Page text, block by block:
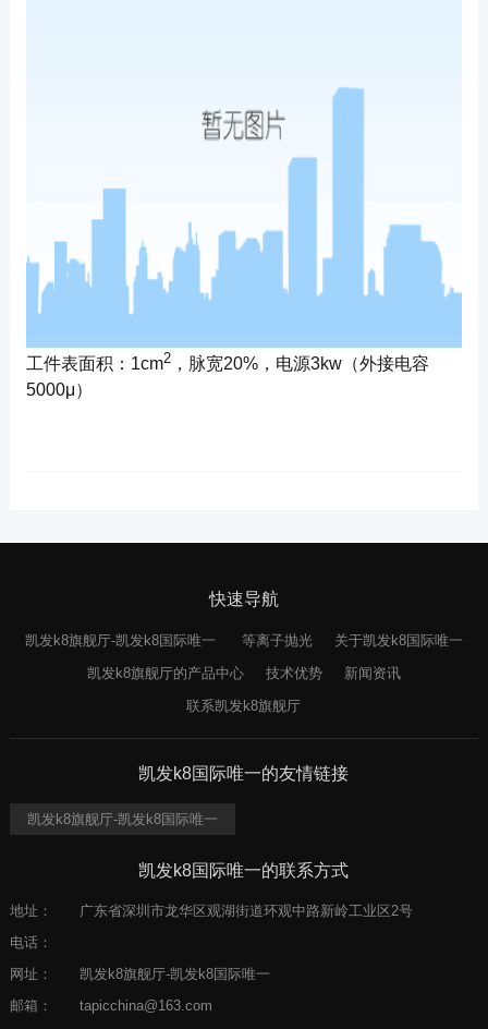
工件表面积：1cm2，脉宽20%，电源3kw（外接电容
5000μ）
快速导航
凯发k8旗舰厅-凯发k8国际唯一 等离子抛光
关于凯发k8国际唯一
凯发k8旗舰厅的产品中心
技术优势
新闻资讯
联系凯发k8旗舰厅
凯发k8国际唯一的友情链接
凯发k8旗舰厅-凯发k8国际唯一
凯发k8国际唯一的联系方式
地址：
广东省深圳市龙华区观湖街道环观中路新岭工业区2号
电话：
网址：
凯发k8旗舰厅-凯发k8国际唯一
邮箱：
tapicchina@163.com